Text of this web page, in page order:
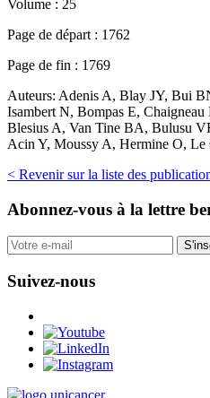
Volume : 25
Page de départ : 1762
Page de fin : 1769
Auteurs: Adenis A, Blay JY, Bui
Isambert N, Bompas E,
Blesius A, Van Tine BA, Bulusu
Acin Y, Moussy A, Hermine O, Le
< Revenir sur la liste des
Abonnez-vous à la lettre
Suivez-nous